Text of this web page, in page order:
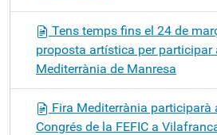
Tens temps fins el 24 de
proposta artística per participar
Mediterrània de Manresa
Fira Mediterrània participarà
Congrés de la FEFIC a